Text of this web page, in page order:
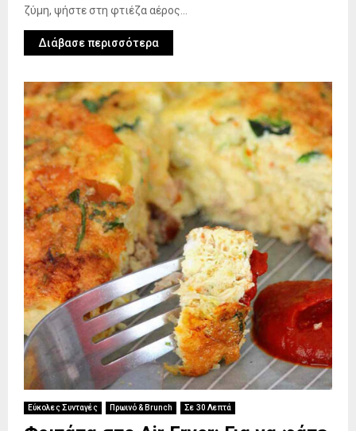
ζύμη, ψήστε στη φτιέζα αέρος...
Διάβασε περισσότερα
Εύκολες Συνταγές Πρωινό & Brunch Σε 30 Λεπτά